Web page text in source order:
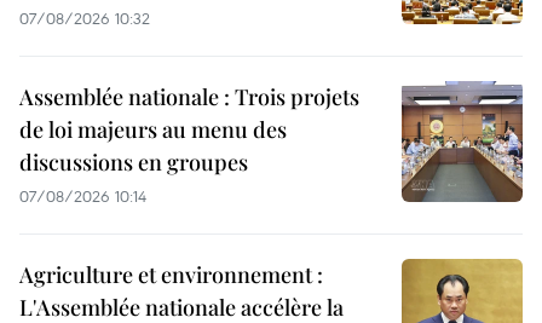
07/08/2026 10:32
Assemblée nationale : Trois projets
de loi majeurs au menu des
discussions en groupes
07/08/2026 10:14
Agriculture et environnement :
L'Assemblée nationale accélère la